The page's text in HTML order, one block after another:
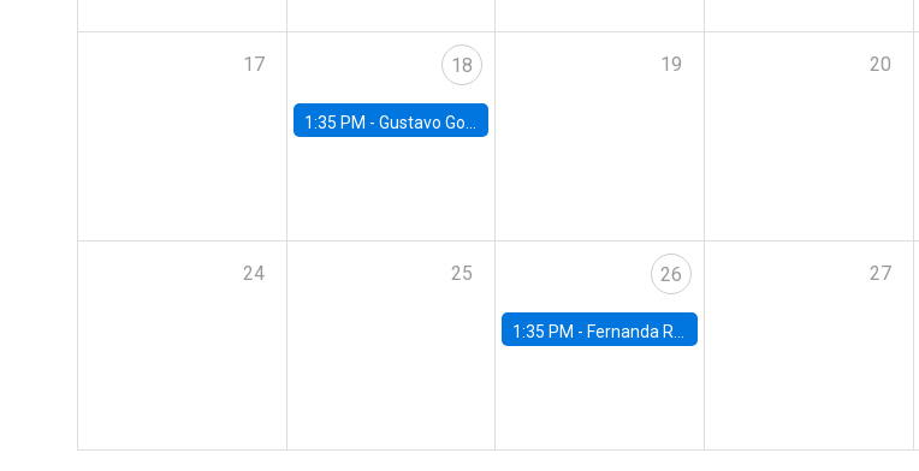
17 18
1:35 PM - Gustavo González, Banco Central de Chile
19 20
24 25 26
1:35 PM - Fernanda Rojas Ampuero, University of Wisconsin-Madison
27